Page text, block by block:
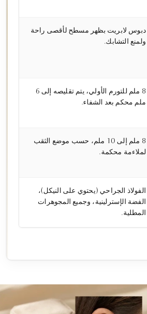
دبوس لابريت بظهر مسطح لأقصى راحة
ولمنع التشابك.
8 ملم للتورم الأولي، يتم تقليصه إلى 6
ملم محكم بعد الشفاء.
8 ملم إلى 10 ملم، حسب موضع الثقب
لملاءمة محكمة.
الفولاذ الجراحي (يحتوي على النيكل)،
الفضة الإسترلينية، وجميع المجوهرات
المطلية.